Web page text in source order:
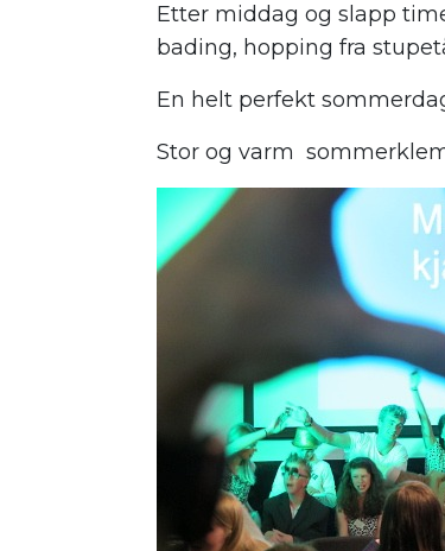
Etter middag og slapp
bading, hopping fra
En helt perfekt
Stor og varm